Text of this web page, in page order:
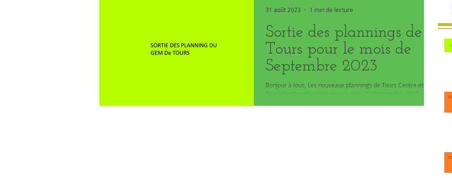
Sortie des plannings de
Tours pour le mois de
Septembre 2023
Bonjour à tous, Les nouveaux plannings de Tours Centre et
Tours Nord sont arrivés pour le mois de Septembre 2023.
31 août 2023 1 min de lecture